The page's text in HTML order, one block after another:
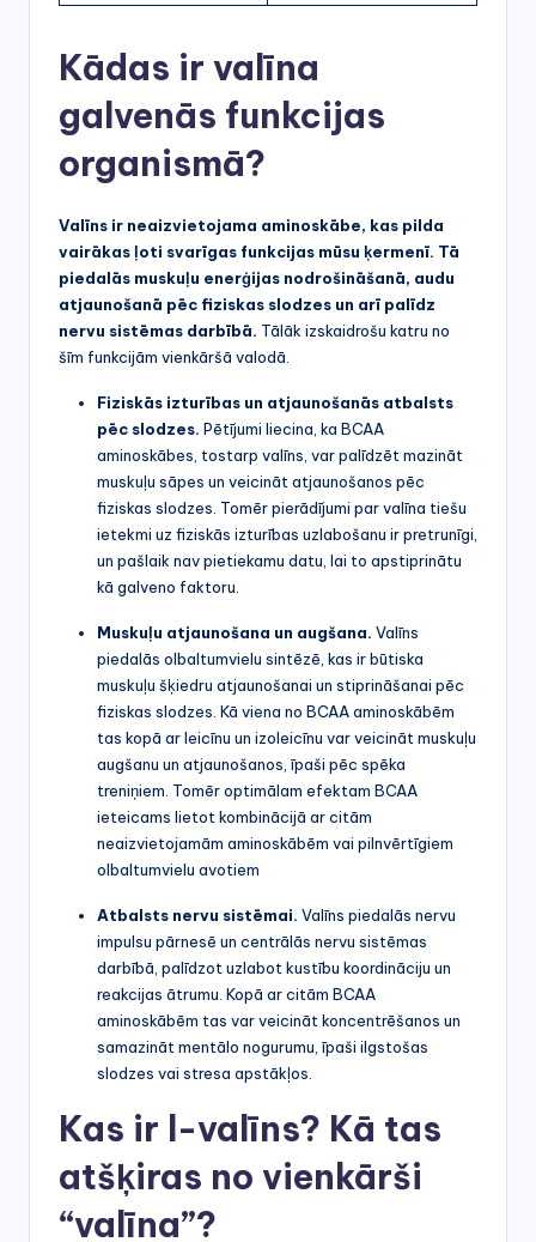
Kādas ir valīna
galvenās funkcijas
organismā?
Valīns ir neaizvietojama aminoskābe, kas pilda
vairākas ļoti svarīgas funkcijas mūsu ķermenī. Tā
piedalās muskuļu enerģijas nodrošināšanā, audu
atjaunošanā pēc fiziskas slodzes un arī palīdz
nervu sistēmas darbībā. Tālāk izskaidrošu katru no
šīm funkcijām vienkāršā valodā.
Fiziskās izturības un atjaunošanās atbalsts
pēc slodzes. Pētījumi liecina, ka BCAA
aminoskābes, tostarp valīns, var palīdzēt mazināt
muskuļu sāpes un veicināt atjaunošanos pēc
fiziskas slodzes. Tomēr pierādījumi par valīna tiešu
ietekmi uz fiziskās izturības uzlabošanu ir pretrunīgi,
un pašlaik nav pietiekamu datu, lai to apstiprinātu
kā galveno faktoru.
Muskuļu atjaunošana un augšana. Valīns
piedalās olbaltumvielu sintēzē, kas ir būtiska
muskuļu šķiedru atjaunošanai un stiprināšanai pēc
fiziskas slodzes. Kā viena no BCAA aminoskābēm
tas kopā ar leicīnu un izoleicīnu var veicināt muskuļu
augšanu un atjaunošanos, īpaši pēc spēka
treniņiem. Tomēr optimālam efektam BCAA
ieteicams lietot kombinācijā ar citām
neaizvietojamām aminoskābēm vai pilnvērtīgiem
olbaltumvielu avotiem
Atbalsts nervu sistēmai. Valīns piedalās nervu
impulsu pārnesē un centrālās nervu sistēmas
darbībā, palīdzot uzlabot kustību koordināciju un
reakcijas ātrumu. Kopā ar citām BCAA
aminoskābēm tas var veicināt koncentrēšanos un
samazināt mentālo nogurumu, īpaši ilgstošas
slodzes vai stresa apstākļos.
Kas ir l-valīns? Kā tas
atšķiras no vienkārši
“valīna”?